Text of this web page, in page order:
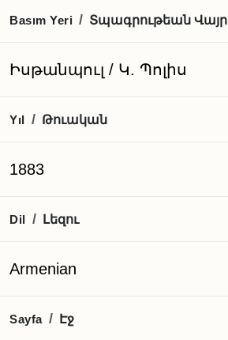
Basım Yeri / Տպագրութեան Վայր
Իսթանպուլ / Կ. Պոլիս
Yıl / Թուական
1883
Dil / Լեզու
Armenian
Sayfa / Էջ